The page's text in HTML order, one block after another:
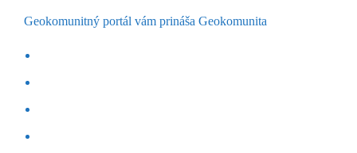
Geokomunitný portál vám prináša Geokomunita